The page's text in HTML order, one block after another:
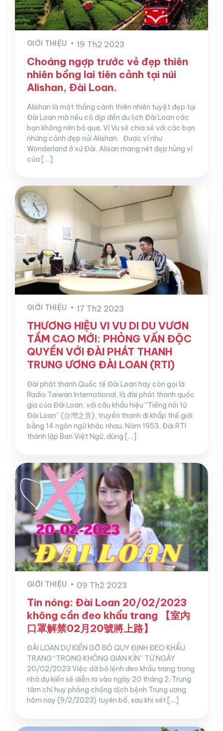
GIỚI THIỆU 19 Th2 2023
Choáng ngợp trước vẻ đẹp thiên
nhiên bồng lai tiên cảnh tại núi
Alishan, Đài Loan.
Alishan là một thắng cảnh thiên nhiên tuyệt đẹp tại
Đài Loan mà nếu có dịp đến du lịch Đài Loan các
bạn không nên bỏ qua. Vi Vu sẽ chia sẻ với các bạn
những cảnh đẹp núi Alishan. Được ví như
Wonderland ở xứ Đài, Alisan mang nét đẹp hùng vĩ
của […]
GIỚI THIỆU 17 Th2 2023
THƯƠNG HIỆU VI VU DI DU VƯƠN
TẦM CAO MỚI: PHỎNG VẤN ĐỘC
QUYỀN VỚI ĐÀI PHÁT THANH
TRUNG ƯƠNG ĐÀI LOAN (RTI)
Đài phát thanh Quốc tế Đài Loan hay còn gọi là
Radio Taiwan International, là đài phát thanh quốc
gia của Đài Loan, với câu khẩu hiệu “Tiếng nói từ
Đài Loan” (台灣之音), truyền thanh đi khắp thế giới
bằng 14 ngôn ngữ khác nhau. Năm 1953, Đài RTI
thành lập Ban Việt Ngữ, dùng […]
GIỚI THIỆU 09 Th2 2023
Tin nóng: Đài Loan 20/02/2023
không cần đeo khẩu trang 【室內
口罩解禁02月20號將上路】
ĐÀI LOAN DỰ KIẾN GỠ BỎ QUY ĐỊNH ĐEO KHẨU
TRANG “TRONG KHÔNG GIAN KÍN” TỪ NGÀY
20/02/2023 Việc dỡ bỏ lệnh đeo khẩu trang trong
nhà dự kiến sẽ diễn ra vào ngày 20 tháng 2. Trung
tâm chỉ huy phòng chống dịch bệnh Trung ương
hôm nay (9/2/2023) tuyên bố, sau khi xét […]